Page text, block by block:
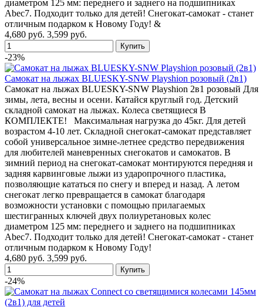
диаметром 125 мм: переднего и заднего на подшипниках
Abec7. Подходит только для детей! Снегокат-самокат - станет
отличным подарком к Новому Году! &
4,680 руб. 3,599 руб.
-23%
Самокат на лыжах BLUESKY-SNW Playshion розовый (2в1)
Самокат на лыжах BLUESKY-SNW Playshion 2в1 розовый Для
зимы, лета, весны и осени. Катайся круглый год. Детский
складной самокат на лыжах. Колеса светящиеся В
КОМПЛЕКТЕ! Максимальная нагрузка до 45кг. Для детей
возрастом 4-10 лет. Складной снегокат-самокат представляет
собой универсальное зимне-летнее средство передвижения
для любителей маневренных снегокатов и самокатов. В
зимний период на снегокат-самокат монтируются передняя и
задняя карвинговые лыжи из ударопрочного пластика,
позволяющие кататься по снегу и вперед и назад. А летом
снегокат легко превращается в самокат благодаря
возможности установки с помощью прилагаемых
шестигранных ключей двух полиуретановых колес
диаметром 125 мм: переднего и заднего на подшипниках
Abec7. Подходит только для детей! Снегокат-самокат - станет
отличным подарком к Новому Году!
4,680 руб. 3,599 руб.
-24%